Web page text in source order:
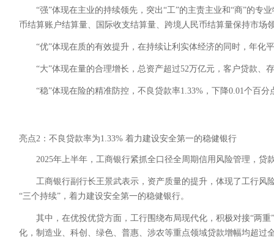
“强”体现在主业的持续领先，突出“工”的主责主业和“商”的
币结算账户结算量、国际收支结算量、跨境人民币结算量保持市场
“优”体现在质的有效提升，在持续让利实体经济的同时，年化
“大”体现在量的合理增长，总资产超过52万亿元，客户贷款、
“稳”体现在险的精准防控，不良贷款率1.33%，下降0.01个百
亮点2：不良贷款率为1.33% 着力建设安全第一的稳健银行
2025年上半年，工商银行紧抓全口径全周期信用风险管理，
工商银行副行长王景武表示，资产质量的提升，体现了工行
“三个持续”，着力建设安全第一的稳健银行。
其中，在优投优贷方面，工行围绕布局现代化，积极对接“两
化，制造业、科创、绿色、普惠、涉农等重点领域贷款增幅均超过